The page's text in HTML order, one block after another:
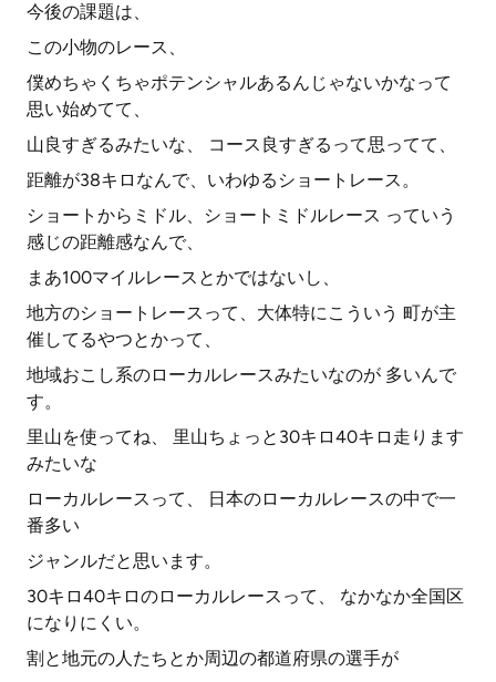
今後の課題は、
この小物のレース、
僕めちゃくちゃポテンシャルあるんじゃないかなって
思い始めてて、
山良すぎるみたいな、 コース良すぎるって思ってて、
距離が38キロなんで、いわゆるショートレース。
ショートからミドル、ショートミドルレース っていう
感じの距離感なんで、
まあ100マイルレースとかではないし、
地方のショートレースって、大体特にこういう 町が主
催してるやつとかって、
地域おこし系のローカルレースみたいなのが 多いんで
す。
里山を使ってね、 里山ちょっと30キロ40キロ走ります
みたいな
ローカルレースって、 日本のローカルレースの中で一
番多い
ジャンルだと思います。
30キロ40キロのローカルレースって、 なかなか全国区
になりにくい。
割と地元の人たちとか周辺の都道府県の選手が